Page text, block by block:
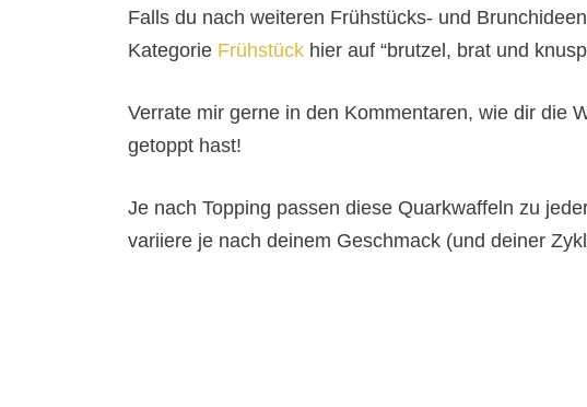
Falls du nach weiteren Frühstücks- und
Kategorie Frühstück hier auf “brutzel, brat und
Verrate mir gerne in den Kommentaren, wie dir die
getoppt hast!
Je nach Topping passen diese Quarkwaffeln zu
variiere je nach deinem Geschmack (und deiner